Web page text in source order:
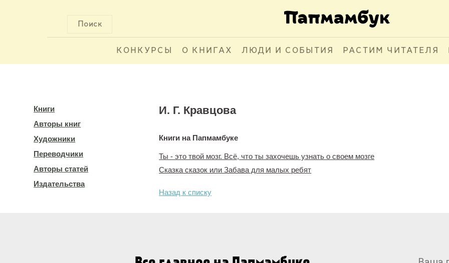
Поиск
КОНКУРСЫ О КНИГАХ ЛЮДИ И СОБЫТИЯ РАСТИМ ЧИТАТЕЛЯ
Книги
Авторы книг
Художники
Переводчики
Авторы статей
Издательства
И. Г. Кравцова
Книги на Папмамбуке
Ты - это твой мозг. Всё, что ты захочешь узнать о своем мозге
Сказка сказок или Забава для малых ребят
Назад к списку